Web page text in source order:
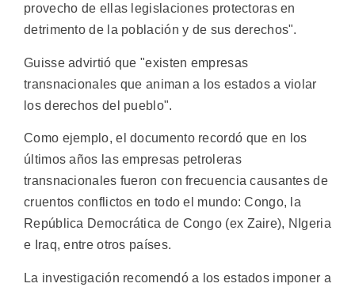
provecho de ellas legislaciones protectoras en
detrimento de la población y de sus derechos".
Guisse advirtió que "existen empresas
transnacionales que animan a los estados a violar
los derechos del pueblo".
Como ejemplo, el documento recordó que en los
últimos años las empresas petroleras
transnacionales fueron con frecuencia causantes de
cruentos conflictos en todo el mundo: Congo, la
República Democrática de Congo (ex Zaire), NIgeria
e Iraq, entre otros países.
La investigación recomendó a los estados imponer a